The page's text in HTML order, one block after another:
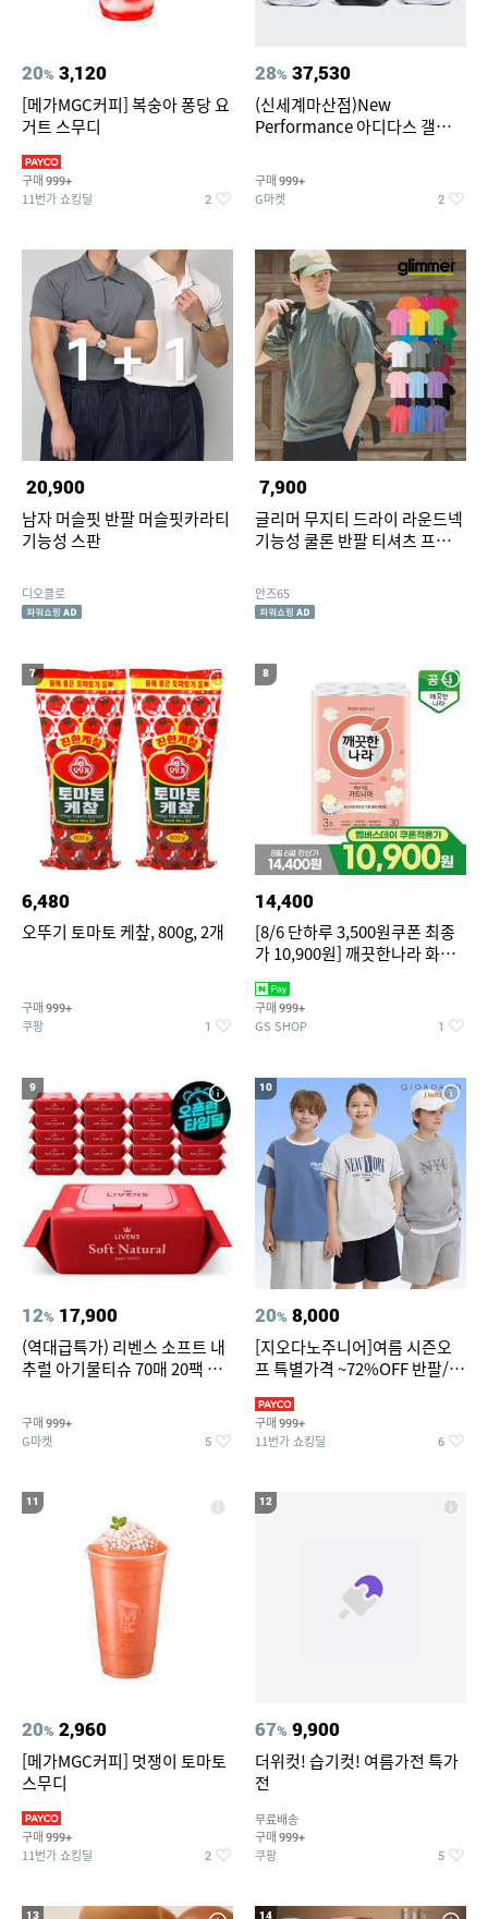
20% 3,120
[메가MGC커피] 복숭아 퐁당 요
거트 스무디
구매 999+
11번가 쇼킹딜 2
28% 37,530
(신세계마산점)New
Performance 아디다스 갤럭시
구매 999+
G마켓 2
20,900
남자 머슬핏 반팔 머슬핏카라티
기능성 스판
디오클로
7,900
글리머 무지티 드라이 라운드넥
기능성 쿨론 반팔 티셔츠 프린트
안즈65
7
6,480
오뚜기 토마토 케챂, 800g, 2개
구매 999+
쿠팡 1
8
14,400
[8/6 단하루 3,500원쿠폰 최종
가 10,900원] 깨끗한나라 화장
롤
구매 999+
GS SHOP 1
9
12% 17,900
(역대급특가) 리벤스 소프트 내
추럴 아기물티슈 70매 20팩 캡
구매 999+
G마켓 5
10
20% 8,000
[지오다노주니어]여름 시즌오
프 특별가격 ~72%OFF 반팔/반
구매 999+
11번가 쇼킹딜 6
11
20% 2,960
[메가MGC커피] 멋쟁이 토마토
스무디
구매 999+
11번가 쇼킹딜 2
12
67% 9,900
더위컷! 습기컷! 여름가전 특가
전
무료배송
구매 999+
쿠팡 5
13 14